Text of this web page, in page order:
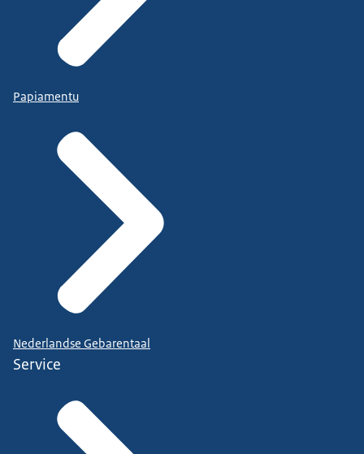
Papiamentu
Nederlandse Gebarentaal
Service